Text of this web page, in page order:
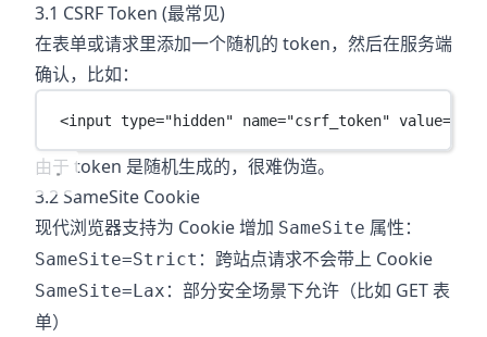
3.1 CSRF Token (最常见)
在表单或请求里添加一个随机的 token，然后在服务端
确认，比如：
<input type="hidden" name="csrf_token" value=
由于 token 是随机生成的，很难伪造。
3.2 SameSite Cookie
现代浏览器支持为 Cookie 增加 SameSite 属性：
SameSite=Strict ：跨站点请求不会带上 Cookie
SameSite=Lax ：部分安全场景下允许（比如 GET 表
单）